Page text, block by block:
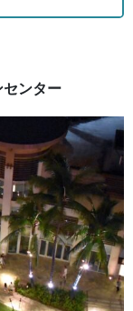
ンター